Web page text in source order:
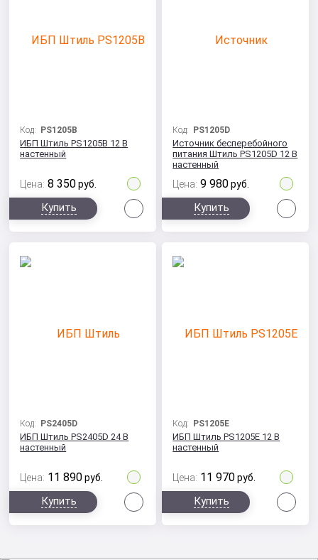
Код: PS1205B
ИБП Штиль PS1205B 12 В
настенный
Цена: 8 350 руб.
Купить
Код: PS1205D
Источник бесперебойного
питания Штиль PS1205D 12 В
настенный
Цена: 9 980 руб.
Купить
Код: PS2405D
ИБП Штиль PS2405D 24 В
настенный
Цена: 11 890 руб.
Купить
Код: PS1205E
ИБП Штиль PS1205E 12 В
настенный
Цена: 11 970 руб.
Купить